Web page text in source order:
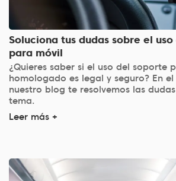
Soluciona tus dudas sobre el
para móvil
¿Quieres saber si el uso del soporte
homologado es legal y seguro? En
nuestro blog te resolvemos las
tema.
Leer más +